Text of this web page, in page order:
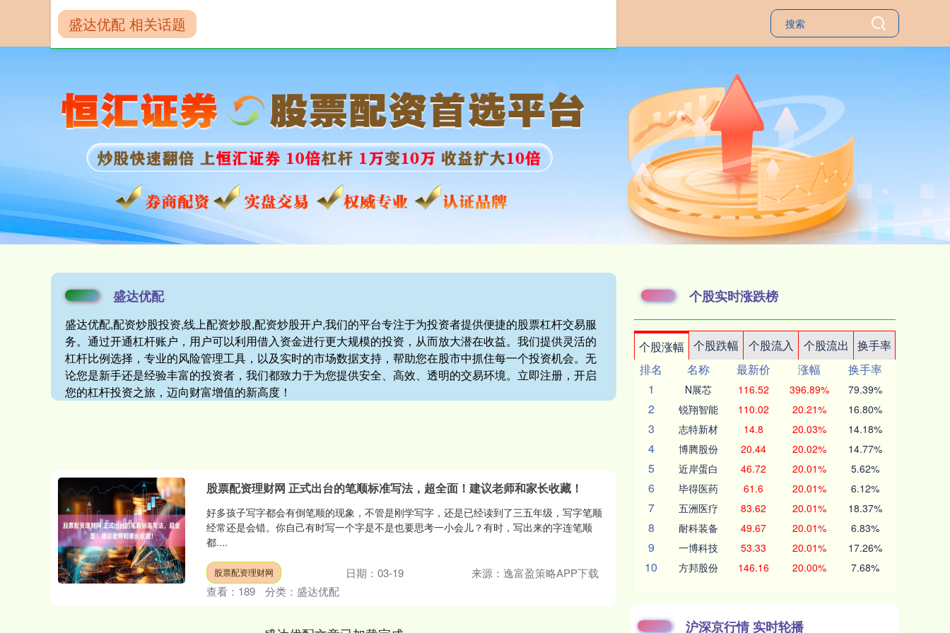
盛达优配
盛达优配,配资炒股投资,线上配资炒股,配资炒股开户,我们的平台专注于为投资者提供便捷的股票杠杆交易服
务。通过开通杠杆账户，用户可以利用借入资金进行更大规模的投资，从而放大潜在收益。我们提供灵活的
杠杆比例选择，专业的风险管理工具，以及实时的市场数据支持，帮助您在股市中抓住每一个投资机会。无
论您是新手还是经验丰富的投资者，我们都致力于为您提供安全、高效、透明的交易环境。立即注册，开启
您的杠杆投资之旅，迈向财富增值的新高度！
盛达优配 相关话题
股票配资理财网 正式出台的笔顺标准写法，超全面！建议老师和家长收藏！
好多孩子写字都会有倒笔顺的现象，不管是刚学写字，还是已经读到了三五年级，写字笔顺
经常还是会错。你自己有时写一个字是不是也要思考一小会儿？有时，写出来的字连笔顺
都....
股票配资理财网 日期：03-19
来源：逸富盈策略APP下载
查看： 189 分类： 盛达优配
个股实时涨跌榜
个股涨幅 个股跌幅 个股流入 个股流出
换手率
排名
名称 最新价 涨幅
换手率
1
N展芯 116.52 396.89% 79.39%
2 锐翔智能 110.02 20.21% 16.80%
3 志特新材 14.8 20.03% 14.18%
4 博腾股份 20.44 20.02% 14.77%
5 近岸蛋白 46.72 20.01% 5.62%
6 毕得医药 61.6 20.01% 6.12%
7 五洲医疗 83.62 20.01% 18.37%
8 耐科装备 49.67 20.01% 6.83%
9 一博科技 53.33 20.01% 17.26%
10 方邦股份 146.16 20.00% 7.68%
沪深京行情 实时轮播